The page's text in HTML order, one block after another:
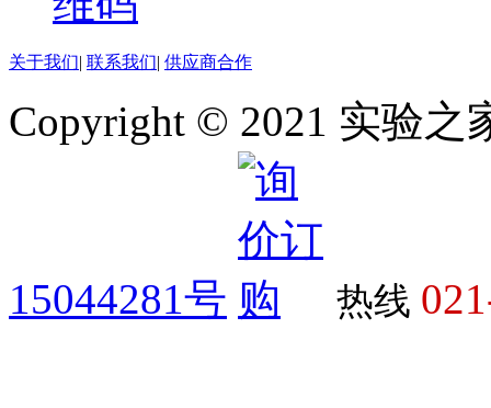
关于我们| 联系我们| 供应商合作
Copyright © 2021 实验之
15044281号 热线